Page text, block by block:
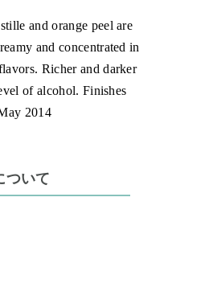
and orange peel are
and concentrated in
Richer and darker
of alcohol. Finishes
2014
いて